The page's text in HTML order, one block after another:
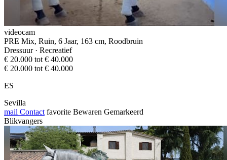
videocam
PRE Mix, Ruin, 6 Jaar, 163 cm, Roodbruin
Dressuur · Recreatief
€ 20.000 tot € 40.000
€ 20.000 tot € 40.000
ES
Sevilla
mail Contact favorite Bewaren Gemarkeerd
Blikvangers